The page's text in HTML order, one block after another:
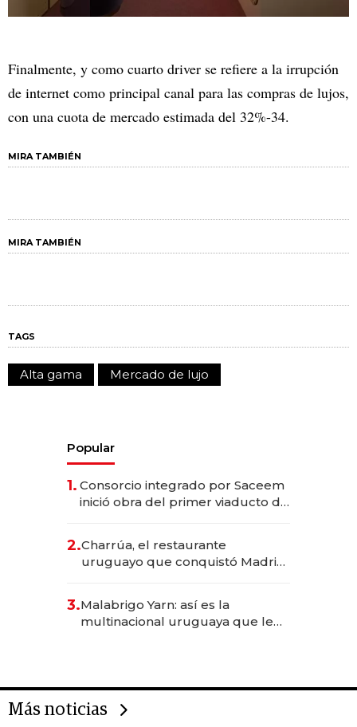
Finalmente, y como cuarto driver se refiere a la irrupción
de internet como principal canal para las compras de lujos,
con una cuota de mercado estimada del 32%-34.
MIRA TAMBIÉN
MIRA TAMBIÉN
TAGS
Alta gama Mercado de lujo
Popular
1. Consorcio integrado por Saceem
inició obra del primer viaducto de
millones
2.Charrúa, el restaurante
uruguayo que conquistó Madrid:
anticipación y prepara apertura
3.Malabrigo Yarn: así es la
multinacional uruguaya que le
Más noticias